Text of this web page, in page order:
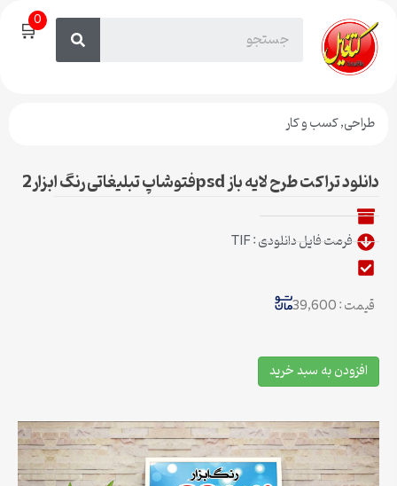
🛒0
طراحی,کسب و کار
دانلود تراکت طرح لایه باز psdفتوشاپ تبلیغاتی رنگ ابزار2
فرمت فایل دانلودی : TIF
قیمت : 39,600
افزودن به سبد خرید